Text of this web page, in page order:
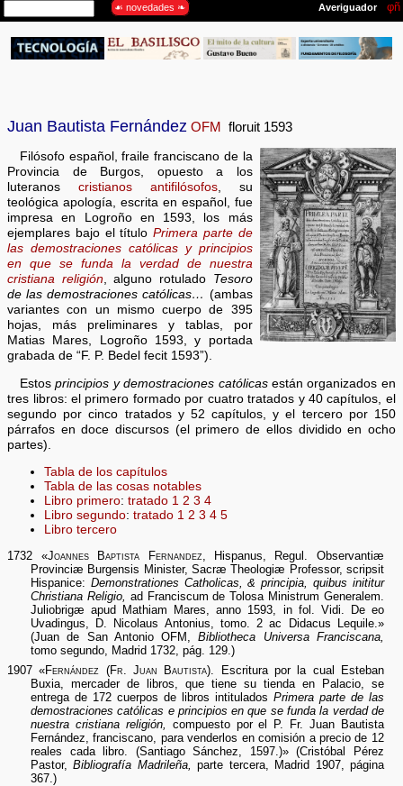
Juan Bautista Fernández OFM floruit 1593
Filósofo español, fraile franciscano de la
Provincia de Burgos, opuesto a los
luteranos cristianos antifilósofos, su
teológica apología, escrita en español, fue
impresa en Logroño en 1593, los más
ejemplares bajo el títuloPrimera parte de
las demostraciones católicas y principios
en que se funda la verdad de nuestra
cristiana religión, alguno rotulado Tesoro
de las demostraciones católicas… (ambas
variantes con un mismo cuerpo de 395
hojas, más preliminares y tablas, por
Matias Mares, Logroño 1593, y portada
grabada de “F. P. Bedel fecit 1593”).
Estosprincipios y demostraciones católicasestán organizados en
tres libros: el primero formado por cuatro tratados y 40 capítulos, el
segundo por cinco tratados y 52 capítulos, y el tercero por 150
párrafos en doce discursos (el primero de ellos dividido en ocho
partes).
Tabla de los capítulos
Tabla de las cosas notables
Libro primero: tratado 1 2 3 4
Libro segundo: tratado 1 2 3 4 5
Libro tercero
1732 «Joannes Baptista Fernandez, Hispanus, Regul. Observantiæ
Provinciæ Burgensis Minister, Sacræ Theologiæ Professor, scripsit
Hispanice: Demonstrationes Catholicas, & principia, quibus inititur
Christiana Religio, ad Franciscum de Tolosa Ministrum Generalem.
Juliobrigæ apud Mathiam Mares, anno 1593, in fol. Vidi. De eo
Uvadingus, D. Nicolaus Antonius, tomo. 2 ac Didacus Lequile.»
(Juan de San Antonio OFM,Bibliotheca Universa Franciscana,
tomo segundo, Madrid 1732, pág. 129.)
1907 «Fernández (Fr. Juan Bautista) . Escritura por la cual Esteban
Buxia, mercader de libros, que tiene su tienda en Palacio, se
entrega de 172 cuerpos de libros intitulados Primera parte de las
demostraciones católicas e principios en que se funda la verdad de
nuestra cristiana religión,
compuesto por el P. Fr. Juan Bautista
Fernández, franciscano, para venderlos en comisión a precio de 12
reales cada libro. (Santiago Sánchez, 1597.)» (Cristóbal Pérez
Pastor,Bibliografía Madrileña,
parte tercera, Madrid 1907, página
367.)